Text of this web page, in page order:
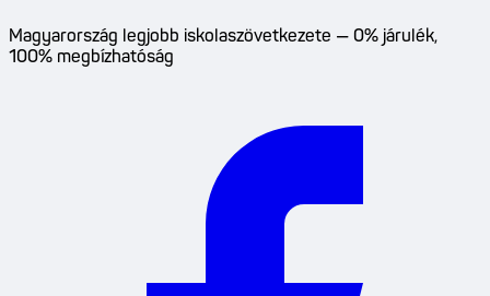
Magyarország legjobb iskolaszövetkezete — 0% járulék,
100% megbízhatóság